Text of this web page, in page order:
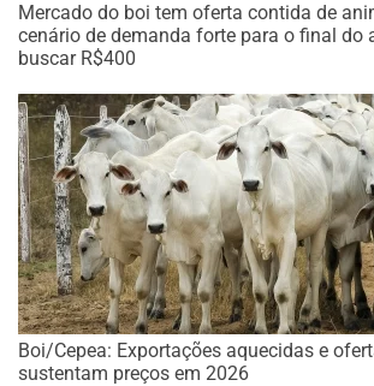
Mercado do boi tem oferta contida de
cenário de demanda forte para o final do
buscar R$400
Boi/Cepea: Exportações aquecidas e
sustentam preços em 2026